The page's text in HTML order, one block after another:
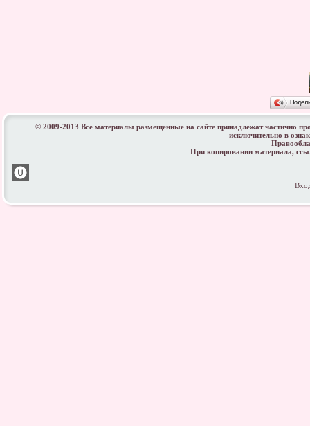
© 2009-2013 Все материалы размещенные на сайте принадлежат частично
исключительно в
При копировании материала,